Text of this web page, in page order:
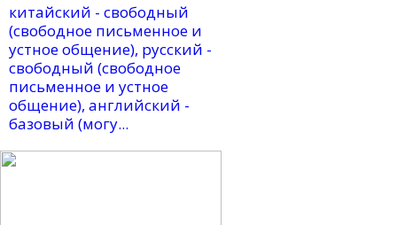
китайский - свободный
(свободное письменное и
устное общение), русский -
свободный (свободное
письменное и устное
общение), английский -
базовый (могу...